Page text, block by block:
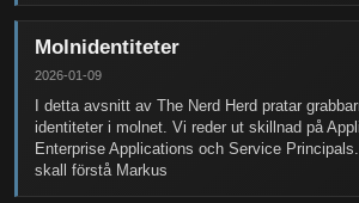
Molnidentiteter
2026-01-09
I detta avsnitt av The Nerd Herd pratar
identiteter i molnet. Vi reder ut skillnad på
Enterprise Applications och Service
skall förstå Markus